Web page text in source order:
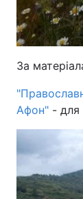
За
Афон" - для